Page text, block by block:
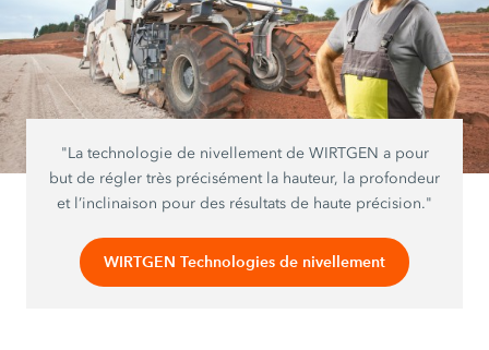
"La technologie de nivellement de WIRTGEN a pour
but de régler très précisément la hauteur, la profondeur
et l’inclinaison pour des résultats de haute précision."
WIRTGEN Technologies de nivellement